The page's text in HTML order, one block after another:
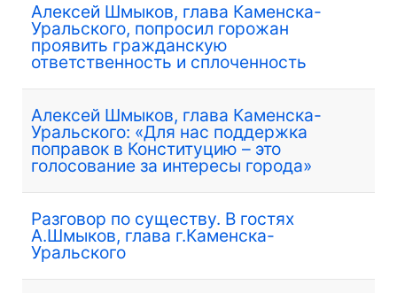
Алексей Шмыков, глава Каменска-
Уральского, попросил горожан
проявить гражданскую
ответственность и сплоченность
Алексей Шмыков, глава Каменска-
Уральского: «Для нас поддержка
поправок в Конституцию – это
голосование за интересы города»
Разговор по существу. В гостях
А.Шмыков, глава г.Каменска-
Уральского